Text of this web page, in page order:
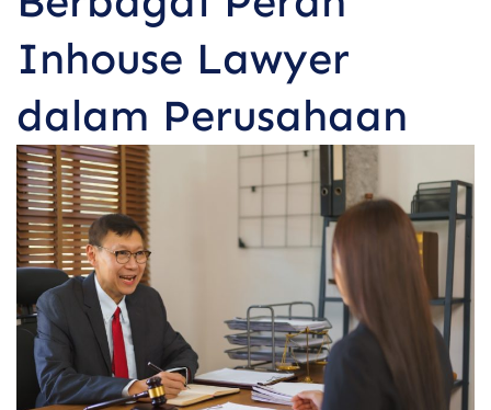
Inhouse Lawyer
dalam Perusahaan